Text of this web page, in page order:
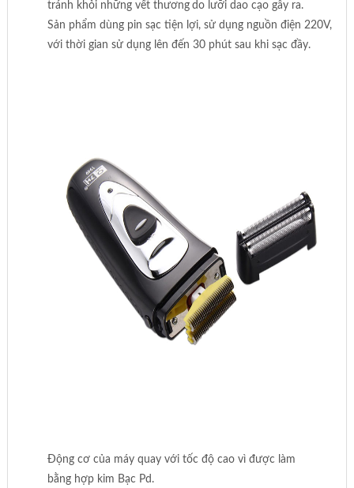
tránh khỏi những vết thương do lưỡi dao cạo gây ra.
Sản phẩm dùng pin sạc tiện lợi, sử dụng nguồn điện 220V,
với thời gian sử dụng lên đến 30 phút sau khi sạc đầy.
Động cơ của máy quay với tốc độ cao vì được làm
bằng hợp kim Bạc Pd.